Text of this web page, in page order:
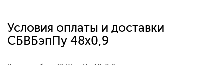
Условия оплаты и доставки
СБВБэпПу 48х0,9